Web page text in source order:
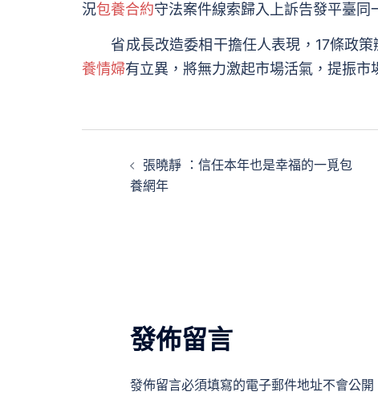
況包養合約守法案件線索歸入上訴告發平臺同
省成長改造委相干擔任人表現，17條政策
養情婦有立異，將無力激起市場活氣，提振市
張曉靜 ：信任本年也是幸福的一覓包
養網年
發佈留言
發佈留言必須填寫的電子郵件地址不會公開